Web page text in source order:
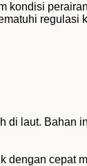
kondisi
regulasi
di laut. Bahan
dengan cepat